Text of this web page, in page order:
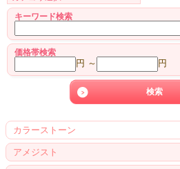
キーワード検索
価格帯検索
円 ～ 円
カラーストーン
アメジスト